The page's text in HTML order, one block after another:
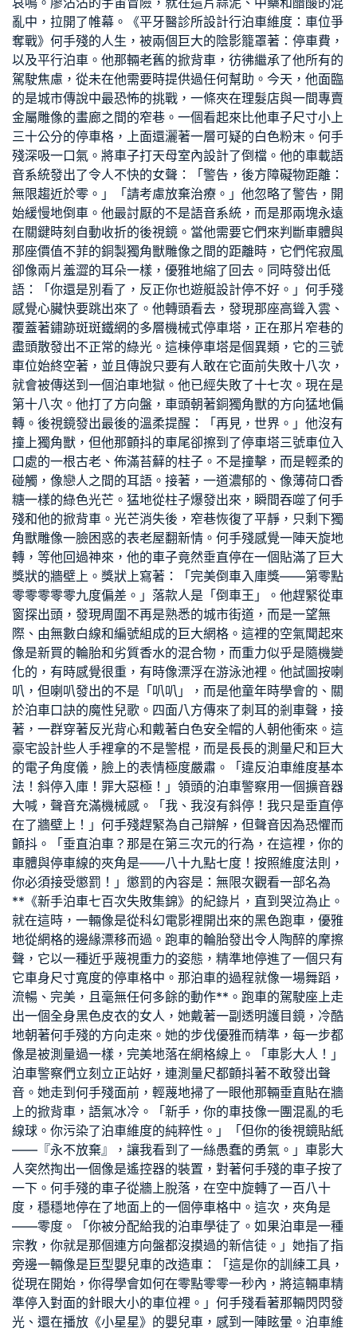
亂中，拉開了帷幕。《平牙醫診所設計行泊車維度：車位爭
奪戰》何手殘的人生，被兩個巨大的陰影籠罩著：停車費，
以及平行泊車。他那輛老舊的掀背車，彷彿繼承了他所有的
駕駛焦慮，從未在他需要時提供過任何幫助。今天，他面臨
的是城市傳說中最恐怖的挑戰，一條夾在理髮店與一間專賣
金屬雕像的畫廊之間的窄巷。一個看起來比他車子尺寸小上
三十公分的停車格，上面還灑著一層可疑的白色粉末。何手
殘深吸一口氣。將車子打天母室內設計了倒檔。他的車載語
音系統發出了令人不快的女聲：「警告，後方障礙物距離：
無限趨近於零。」「請考慮放棄治療。」他忽略了警告，開
始緩慢地倒車。他最討厭的不是語音系統，而是那兩塊永遠
在關鍵時刻自動收折的後視鏡。當他需要它們來判斷車體與
那座價值不菲的銅製獨角獸雕像之間的距離時，它們侘寂風
卻像兩片羞澀的耳朵一樣，優雅地縮了回去。同時發出低
語：「你還是別看了，反正你也遊艇設計停不好。」何手殘
感覺心臟快要跳出來了。他轉頭看去，發現那座高聳入雲、
覆蓋著鏽跡斑斑鐵網的多層機械式停車塔，正在那片窄巷的
盡頭散發出不正常的綠光。這棟停車塔是個異類，它的三號
車位始終空著，並且傳說只要有人敢在它面前失敗十八次，
就會被傳送到一個泊車地獄。他已經失敗了十七次。現在是
第十八次。他打了方向盤，車頭朝著銅獨角獸的方向猛地偏
轉。後視鏡發出最後的溫柔提醒：「再見，世界。」他沒有
撞上獨角獸，但他那顫抖的車尾卻擦到了停車塔三號車位入
口處的一根古老、佈滿苔蘚的柱子。不是撞擊，而是輕柔的
碰觸，像戀人之間的耳語。接著，一道濃郁的、像薄荷口香
糖一樣的綠色光芒。猛地從柱子爆發出來，瞬間吞噬了何手
殘和他的掀背車。光芒消失後，窄巷恢復了平靜，只剩下獨
角獸雕像一臉困惑的表老屋翻新情。何手殘感覺一陣天旋地
轉，等他回過神來，他的車子竟然垂直停在一個貼滿了巨大
獎狀的牆壁上。獎狀上寫著：「完美倒車入庫獎——第零點
零零零零零九度偏差。」落款人是「倒車王」。他趕緊從車
窗探出頭，發現周圍不再是熟悉的城市街道，而是一望無
際、由無數白線和編號組成的巨大網格。這裡的空氣聞起來
像是新買的輪胎和劣質香水的混合物，而重力似乎是隨機變
化的，有時感覺很重，有時像漂浮在游泳池裡。他試圖按喇
叭，但喇叭發出的不是「叭叭」，而是他童年時學會的、關
於泊車口訣的魔性兒歌。四面八方傳來了刺耳的剎車聲，接
著，一群穿著反光背心和戴著白色安全帽的人朝他衝來。這
豪宅設計些人手裡拿的不是警棍，而是長長的測量尺和巨大
的電子角度儀，臉上的表情極度嚴肅。「違反泊車維度基本
法！斜停入庫！罪大惡極！」領頭的泊車警察用一個擴音器
大喊，聲音充滿機械感。「我、我沒有斜停！我只是垂直停
在了牆壁上！」何手殘趕緊為自己辯解，但聲音因為恐懼而
顫抖。「垂直泊車？那是在第三次元的行為，在這裡，你的
車體與停車線的夾角是——八十九點七度！按照維度法則，
你必須接受懲罰！」懲罰的內容是：無限次觀看一部名為
**《新手泊車七百次失敗集錦》的紀錄片，直到哭泣為止。
就在這時，一輛像是從科幻電影裡開出來的黑色跑車，優雅
地從網格的邊緣漂移而過。跑車的輪胎發出令人陶醉的摩擦
聲，它以一種近乎蔑視重力的姿態，精準地停進了一個只有
它車身尺寸寬度的停車格中。那泊車的過程就像一場舞蹈，
流暢、完美，且毫無任何多餘的動作**。跑車的駕駛座上走
出一個全身黑色皮衣的女人，她戴著一副透明護目鏡，冷酷
地朝著何手殘的方向走來。她的步伐優雅而精準，每一步都
像是被測量過一樣，完美地落在網格線上。「車影大人！」
泊車警察們立刻立正站好，連測量尺都顫抖著不敢發出聲
音。她走到何手殘面前，輕蔑地掃了一眼他那輛垂直貼在牆
上的掀背車，語氣冰冷。「新手，你的車技像一團混亂的毛
線球。你污染了泊車維度的純粹性。」「但你的後視鏡貼紙
——『永不放棄』，讓我看到了一絲愚蠢的勇氣。」車影大
人突然掏出一個像是遙控器的裝置，對著何手殘的車子按了
一下。何手殘的車子從牆上脫落，在空中旋轉了一百八十
度，穩穩地停在了地面上的一個停車格中。這次，夾角是
——零度。「你被分配給我的泊車學徒了。如果泊車是一種
宗教，你就是那個連方向盤都沒摸過的新信徒。」她指了指
旁邊一輛像是巨型嬰兒車的改造車：「這是你的訓練工具，
從現在開始，你得學會如何在零點零零一秒內，將這輛車精
準停入對面的針眼大小的車位裡。」何手殘看著那輛閃閃發
光、還在播放《小星星》的嬰兒車，感到一陣眩暈。泊車維